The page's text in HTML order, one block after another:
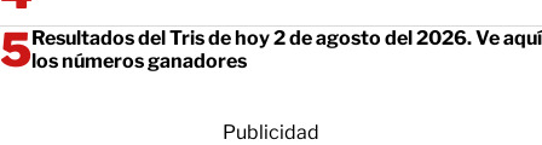
Resultados del Tris de hoy 2 de agosto del 2026. Ve aquí
los números ganadores
Publicidad